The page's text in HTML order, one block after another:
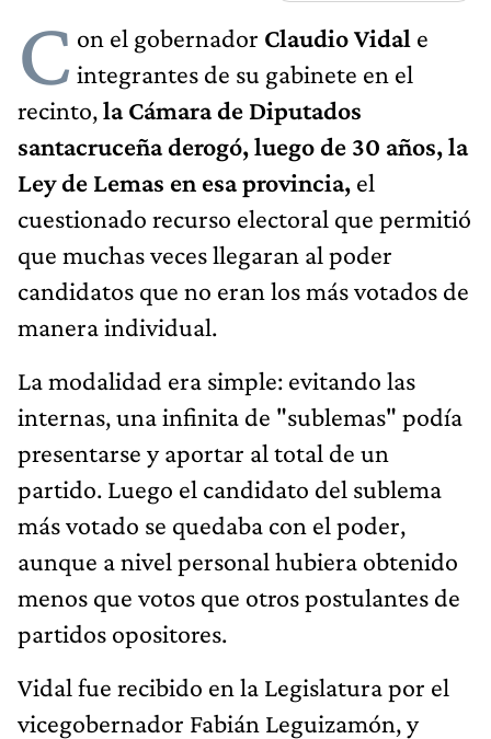
C on el gobernador Claudio Vidal e
integrantes de su gabinete en el
recinto,la Cámara de Diputados
santacruceña derogó, luego de 30 años, la
Ley de Lemas en esa provincia, el
cuestionado recurso electoral que permitió
que muchas veces llegaran al poder
candidatos que no eran los más votados de
manera individual.
La modalidad era simple: evitando las
internas, una infinita de "sublemas" podía
presentarse y aportar al total de un
partido. Luego el candidato del sublema
más votado se quedaba con el poder,
aunque a nivel personal hubiera obtenido
menos que votos que otros postulantes de
partidos opositores.
Vidal fue recibido en la Legislatura por el
vicegobernador Fabián Leguizamón, y